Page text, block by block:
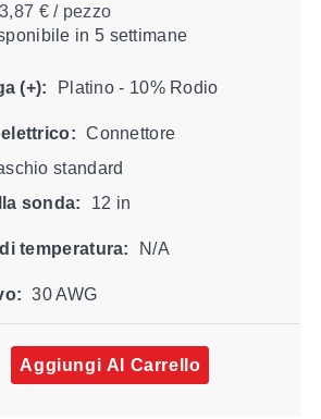
€ / pezzo
in 5 settimane
(+): Platino - 10% Rodio
Connettore
standard
sonda:
12 in
temperatura: N/A
30 AWG
Aggiungi Al Carrello